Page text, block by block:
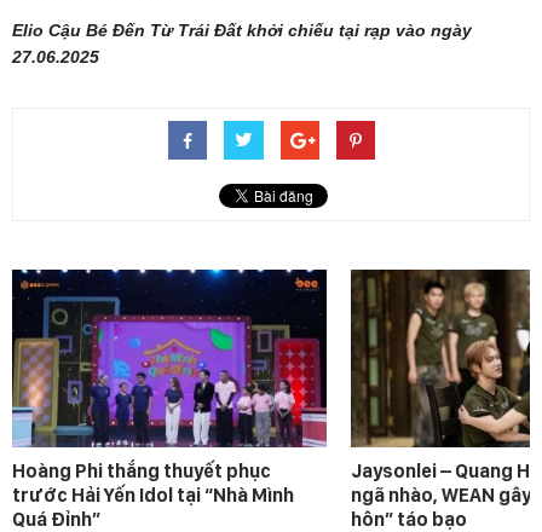
Elio Cậu Bé Đến Từ Trái Đất khởi chiếu tại rạp vào ngày
27.06.2025
Hoàng Phi thắng thuyết phục
trước Hải Yến Idol tại “Nhà Mình
Quá Đỉnh”
Jaysonlei – Quang
ngã nhào, WEAN gây
hôn” táo bạo